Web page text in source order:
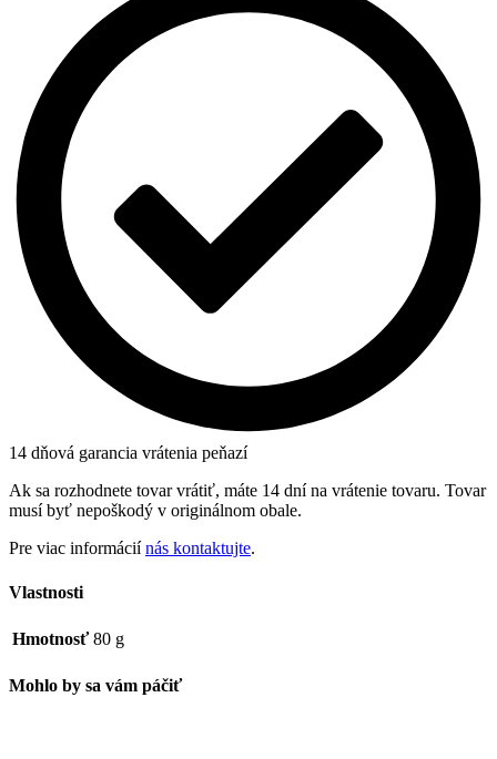
14 dňová garancia vrátenia peňazí
Ak sa rozhodnete tovar vrátiť, máte 14 dní na vrátenie tovaru. Tovar
musí byť nepoškodý v originálnom obale.
Pre viac informáciínás kontaktujte.
Vlastnosti
Hmotnosť 80 g
Mohlo by sa vám páčiť